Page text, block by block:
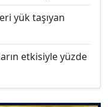
yük taşıyan
etkisiyle yüzde